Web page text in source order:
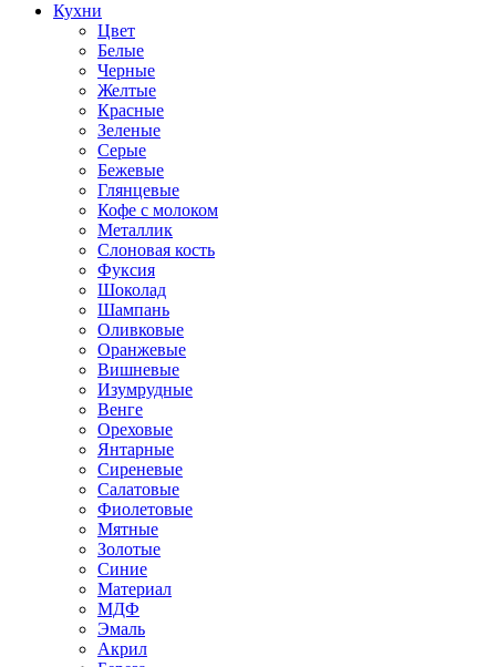
Кухни
Цвет
Белые
Черные
Желтые
Красные
Зеленые
Серые
Бежевые
Глянцевые
Кофе с молоком
Металлик
Слоновая кость
Фуксия
Шоколад
Шампань
Оливковые
Оранжевые
Вишневые
Изумрудные
Венге
Ореховые
Янтарные
Сиреневые
Салатовые
Фиолетовые
Мятные
Золотые
Синие
Материал
МДФ
Эмаль
Акрил